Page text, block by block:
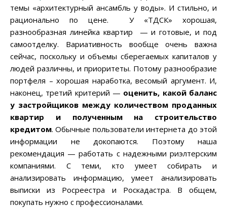
темы «архитектурный ансамбль у воды». И стильно, и
рационально по цене. У «ТДСК» хорошая,
разнообразная линейка квартир — и готовые, и под
самоотделку. Вариативность вообще очень важна
сейчас, поскольку и объемы сберегаемых капиталов у
людей различны, и приоритеты. Потому разнообразие
портфеля – хорошая наработка, весомый аргумент. И,
наконец, третий критерий — оценить, какой баланс
у застройщиков между количеством проданных
квартир и полученным на строительство
кредитом. Обычные пользователи интернета до этой
информации не докопаются. Поэтому наша
рекомендация — работать с надежными риэлтерским
компаниями. С теми, кто умеет собирать и
анализировать информацию, умеет анализировать
выписки из Росреестра и Роскадастра. В общем,
покупать нужно с профессионалами.